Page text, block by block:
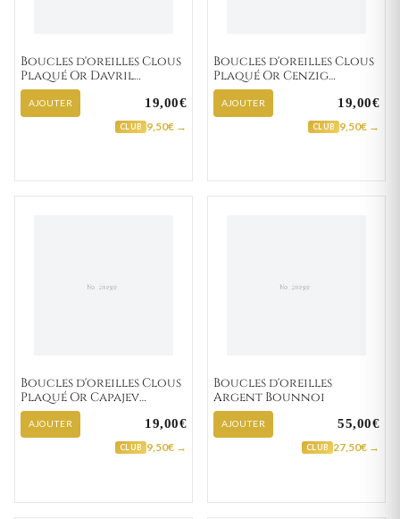
Boucles d'oreilles Clous
Plaqué Or Davril
Zirconium
AJOUTER 19,00€
CLUB 9,50€ →
Boucles d'oreilles Clous
Plaqué Or Cenzig
Zirconium
AJOUTER 19,00€
CLUB 9,50€ →
Boucles d'oreilles Clous
Plaqué Or Capajev
Zirconium
AJOUTER 19,00€
CLUB 9,50€ →
Boucles d'oreilles
Argent Bounnoi
AJOUTER 55,00€
CLUB 27,50€ →